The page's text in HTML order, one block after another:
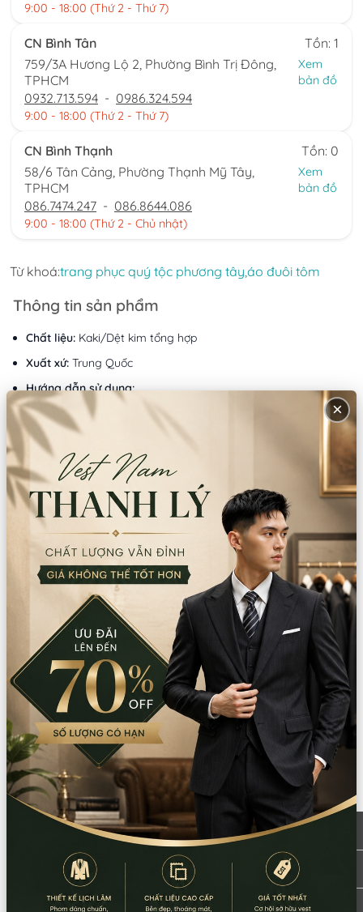
9:00 - 18:00 (Thứ 2 - Thứ 7)
CN Bình Tân
Tồn: 1
759/3A Hương Lộ 2, Phường Bình Trị Đông,
TPHCM
Xem
bản đồ
0932.713.594 - 0986.324.594
9:00 - 18:00 (Thứ 2 - Thứ 7)
CN Bình Thạnh
Tồn: 0
58/6 Tân Cảng, Phường Thạnh Mỹ Tây,
TPHCM
Xem
bản đồ
086.7474.247 - 086.8644.086
9:00 - 18:00 (Thứ 2 - Chủ nhật)
Từ khoá:trang phục quý tộc phương tây,áo đuôi tôm
Thông tin sản phẩm
Chất liệu: Kaki/Dệt kim tổng hợp
Xuất xứ: Trung Quốc
Hướng dẫn sử dụng:
Giặt tay/giặt máy
Lưu ý:
Không dùng thuốc tẩy Không giặt bằng nước sôi
Mô tả sản phẩm
Sản phầm bao gồm : Áo khoác+ quần + gile
×